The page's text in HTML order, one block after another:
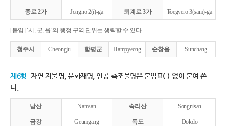
종로 2가 Jongno 2(i)-ga 퇴계로 3가 Toegyero 3(sam)-ga
[붙임] ‘시, 군, 읍’의 행정 구역 단위는 생략할 수 있다.
청주시 Cheongju 함평군 Hampyeong 순창읍 Sunchang
제6항 자연 지물명, 문화재명, 인공 축조물명은 붙임표(-) 없이 붙여 쓴
다.
남산 Namsan 속리산 Songnisan
금강 Geumgang 독도 Dokdo